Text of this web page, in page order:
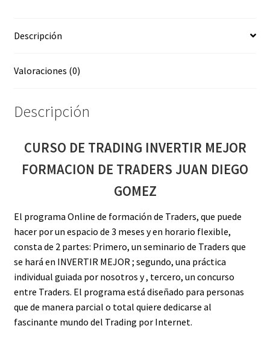
JUAN
GOMEZ
Descripción
Valoraciones (0)
Descripción
CURSO DE TRADING INVERTIR MEJOR
FORMACION DE TRADERS JUAN DIEGO
GOMEZ
El programa Online de formación de Traders, que puede
hacer por un espacio de 3 meses y en horario flexible,
consta de 2 partes: Primero, un seminario de Traders que
se hará en INVERTIR MEJOR ; segundo, una práctica
individual guiada por nosotros y , tercero, un concurso
entre Traders. El programa está diseñado para personas
que de manera parcial o total quiere dedicarse al
fascinante mundo del Trading por Internet.